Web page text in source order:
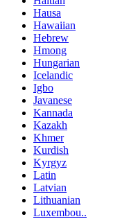
Hausa
Hawaiian
Hebrew
Hmong
Hungarian
Icelandic
Igbo
Javanese
Kannada
Kazakh
Khmer
Kurdish
Kyrgyz
Latin
Latvian
Lithuanian
Luxembou..